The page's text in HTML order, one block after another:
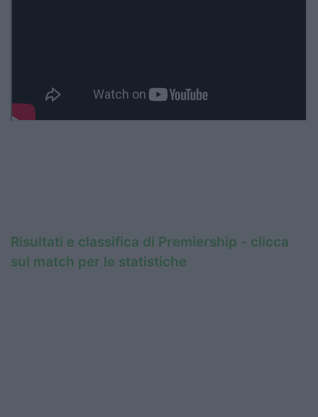
Risultati e classifica di Premiership - clicca
sul match per le statistiche